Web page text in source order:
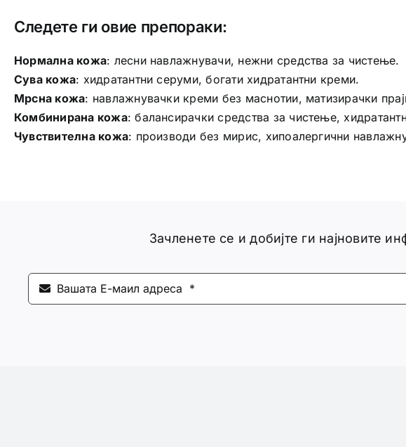
Следете ги овие препораки:
Нормална кожа: лесни навлажнувачи, нежни средства за чистење.
Сува кожа: хидратантни серуми, богати хидратантни креми.
Мрсна кожа: навлажнувачки креми без маснотии, матизирачки
Комбинирана кожа: балансирачки средства за чистење,
Чувствителна кожа: производи без мирис, хипоалергични
Зачленете се и добијте ги најновите